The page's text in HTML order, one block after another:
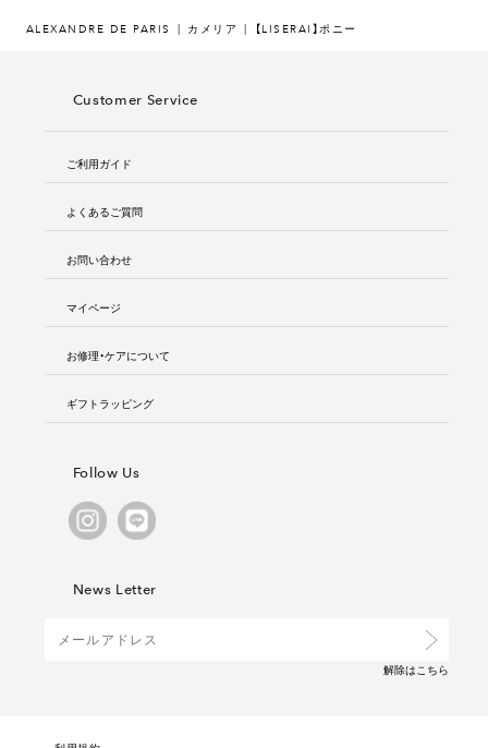
ALEXANDRE DE PARIS カメリア 【LISERAI】ポニー
Customer Service
ご利用ガイド
よくあるご質問
お問い合わせ
マイページ
お修理・ケアについて
ギフトラッピング
Follow Us
News Letter
解除は こちら